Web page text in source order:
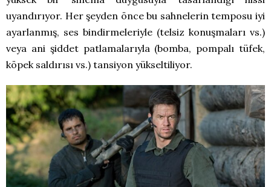
uyandırıyor. Her şeyden önce bu sahnelerin temposu iyi
ayarlanmış, ses bindirmeleriyle (telsiz konuşmaları vs.)
veya ani şiddet patlamalarıyla (bomba, pompalı tüfek,
köpek saldırısı vs.) tansiyon yükseltiliyor.